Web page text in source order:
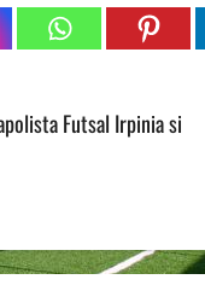
Futsal Irpinia si